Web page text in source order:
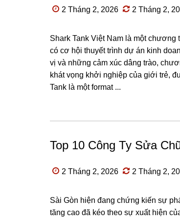
2 Tháng 2, 2026 2 Tháng 2,
Shark Tank Việt Nam là một
có cơ hội thuyết trình dự án kinh
vị và những cảm xúc dâng trào,
khát vọng khởi nghiệp của giới trẻ,
Tank là một format ...
Top 10 Công Ty Sửa
2 Tháng 2, 2026 2 Tháng 2,
Sài Gòn hiện đang chứng kiến sự
tăng cao đã kéo theo sự xuất hiện